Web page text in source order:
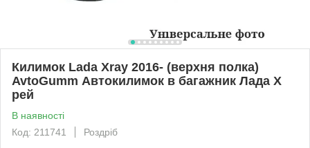
Килимок Lada Xray 2016- (верхня полка)
AvtoGumm Автокилимок в багажник Лада Х
рей
В наявності
Код: 211741
Роздріб